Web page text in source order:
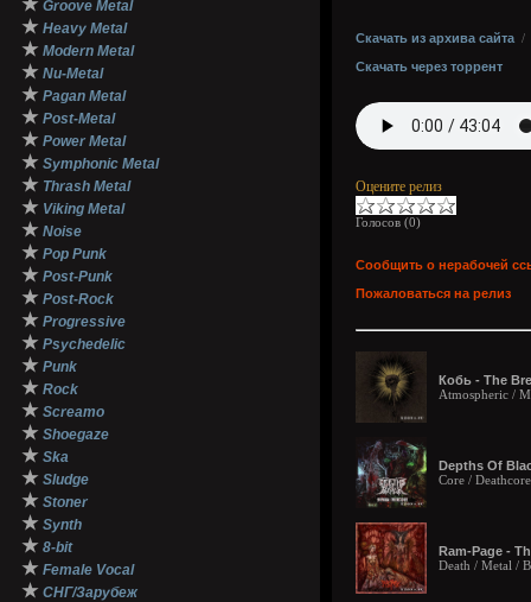
★ Groove Metal
★ Heavy Metal
★ Modern Metal
★ Nu-Metal
★ Pagan Metal
★ Post-Metal
★ Power Metal
★ Symphonic Metal
★ Thrash Metal
★ Viking Metal
★ Noise
★ Pop Punk
★ Post-Punk
★ Post-Rock
★ Progressive
★ Psychedelic
★ Punk
★ Rock
★ Screamo
★ Shoegaze
★ Ska
★ Sludge
★ Stoner
★ Synth
★ 8-bit
★ Female Vocal
★ СНГ/Зарубеж
Скачать из архива сайта /
Скачать через торрент
Оцените релиз
Голосов (0)
Сообщить о нерабочей
Пожаловаться на релиз
Кобь - The
Atmospheric /
Depths Of
Core / Deathcore
Ram-Page -
Death / Metal /